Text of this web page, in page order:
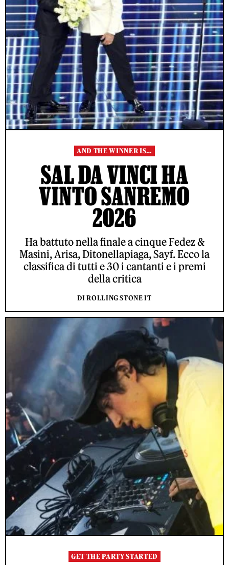
AND THE WINNER IS…
SAL DA VINCI HA
VINTO SANREMO
2026
Ha battuto nella finale a cinque Fedez &
Masini, Arisa, Ditonellapiaga, Sayf. Ecco la
classifica di tutti e 30 i cantanti e i premi
della critica
DI ROLLING STONE IT
GET THE PARTY STARTED